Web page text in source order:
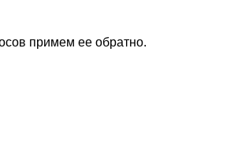
примем ее обратно.